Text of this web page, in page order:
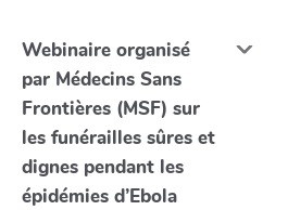
Webinaire organisé
par Médecins Sans
Frontières (MSF) sur
les funérailles sûres et
dignes pendant les
épidémies d’Ebola